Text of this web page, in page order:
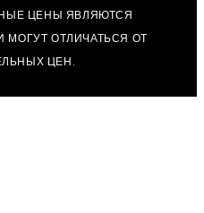
ЦЕНЫ ЯВЛЯЮТСЯ
ОТЛИЧАТЬСЯ ОТ
ЦЕН.